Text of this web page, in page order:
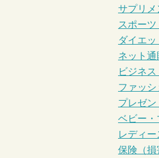
サプリメ
スポーツ
ダイエッ
ネット通
ビジネ
ファッシ
プレゼン
ベビー・
レディ
保険（損